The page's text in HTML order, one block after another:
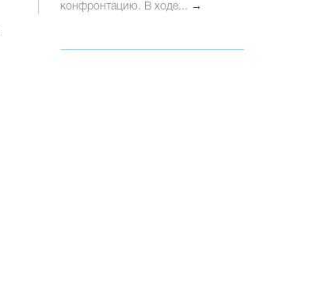
конфронтацию. В ходе... →